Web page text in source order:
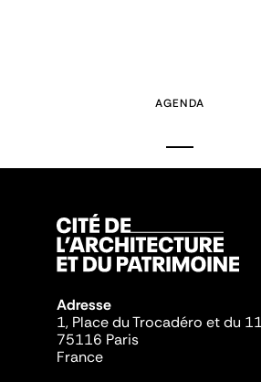
AGENDA
Adresse
1, Place du Trocadéro et du
75116 Paris
France